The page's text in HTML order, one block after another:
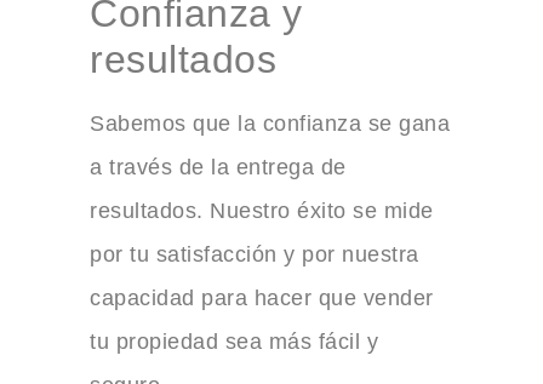
Confianza y
resultados
Sabemos que la confianza se gana
a través de la entrega de
resultados. Nuestro éxito se mide
por tu satisfacción y por nuestra
capacidad para hacer que vender
tu propiedad sea más fácil y